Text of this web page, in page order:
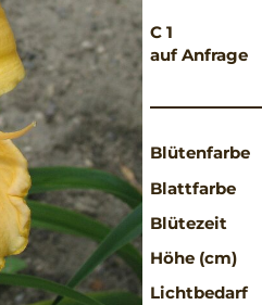
C 1
auf Anfrage
Blütenfarbe
Blattfarbe
Blütezeit
Höhe (cm)
Lichtbedarf